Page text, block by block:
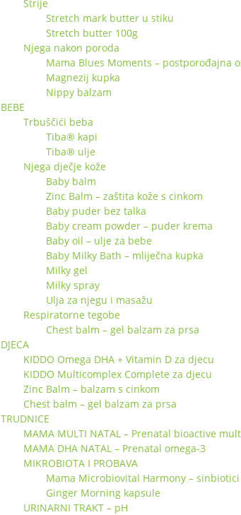
Strije
Stretch mark butter u stiku
Stretch butter 100g
Njega nakon poroda
Mama Blues Moments – postporođajna
Magnezij kupka
Nippy balzam
BEBE
Trbuščići beba
Tiba® kapi
Tiba® ulje
Njega dječje kože
Baby balm
Zinc Balm – zaštita kože s cinkom
Baby puder bez talka
Baby cream powder – puder krema
Baby oil – ulje za bebe
Baby Milky Bath – mliječna kupka
Milky gel
Milky spray
Ulja za njegu i masažu
Respiratorne tegobe
Chest balm – gel balzam za prsa
DJECA
KIDDO Omega DHA + Vitamin D za djecu
KIDDO Multicomplex Complete za djecu
Zinc Balm – balzam s cinkom
Chest balm – gel balzam za prsa
TRUDNICE
MAMA MULTI NATAL – Prenatal bioactive
MAMA DHA NATAL – Prenatal omega-3
MIKROBIOTA I PROBAVA
Mama Microbiovital Harmony –
Ginger Morning kapsule
URINARNI TRAKT – pH